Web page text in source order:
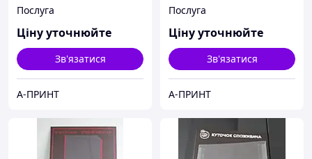
Послуга
Ціну уточнюйте
Зв'язатися
А-ПРИНТ
Послуга
Ціну уточнюйте
Зв'язатися
А-ПРИНТ